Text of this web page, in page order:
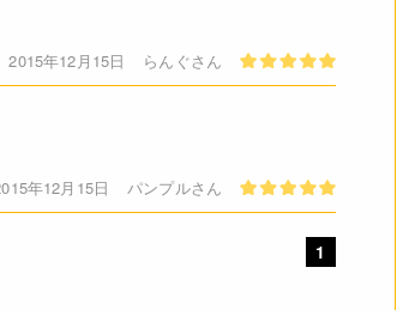
2015年12月15日 らんぐさん
年12月15日 パンプルさん
1